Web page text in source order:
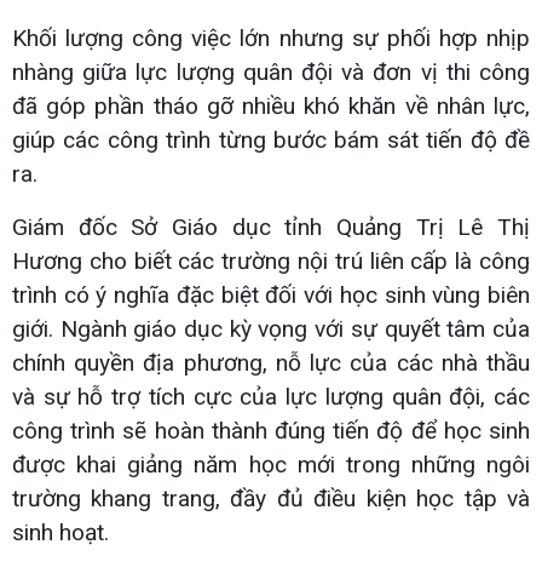
Khối lượng công việc lớn nhưng sự phối hợp nhịp
nhàng giữa lực lượng quân đội và đơn vị thi công
đã góp phần tháo gỡ nhiều khó khăn về nhân lực,
giúp các công trình từng bước bám sát tiến độ đề
ra.
Giám đốc Sở Giáo dục tỉnh Quảng Trị Lê Thị
Hương cho biết các trường nội trú liên cấp là công
trình có ý nghĩa đặc biệt đối với học sinh vùng biên
giới. Ngành giáo dục kỳ vọng với sự quyết tâm của
chính quyền địa phương, nỗ lực của các nhà thầu
và sự hỗ trợ tích cực của lực lượng quân đội, các
công trình sẽ hoàn thành đúng tiến độ để học sinh
được khai giảng năm học mới trong những ngôi
trường khang trang, đầy đủ điều kiện học tập và
sinh hoạt.